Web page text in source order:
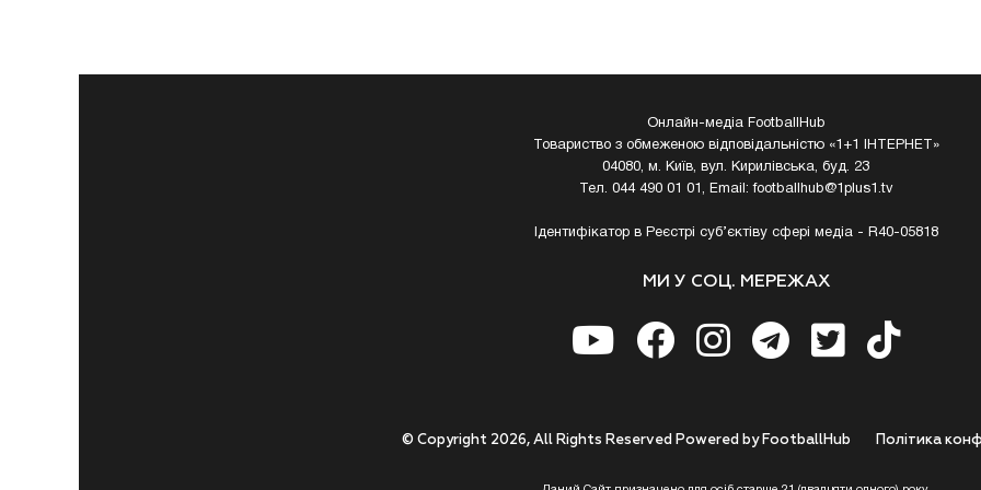
Онлайн-медіа FootballHub
Товариство з обмеженою відповідальністю «1+1 ІНТЕРНЕТ»
04080, м. Київ, вул. Кирилівська, буд. 23
Тел. 044 490 01 01, Email:footballhub@1plus1.tv
Ідентифікатор в Реєстрі суб’єктіву сфері медіа - R40-05818
МИ У СОЦ. МЕРЕЖАХ
Полiтика
© Copyright 2026, All Rights Reserved Powered by FootballHub